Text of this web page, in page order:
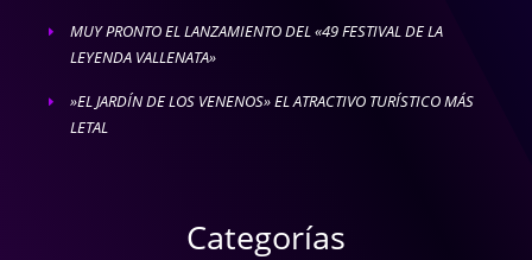
E
MUY PRONTO EL LANZAMIENTO DEL «49 FESTIVAL DE LA
LEYENDA VALLENATA»
E
»EL JARDÍN DE LOS VENENOS» EL ATRACTIVO TURÍSTICO MÁS
LETAL
Categorías